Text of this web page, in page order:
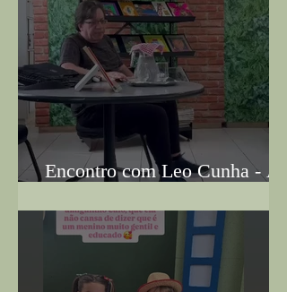
Encontro com Leo Cunha - A